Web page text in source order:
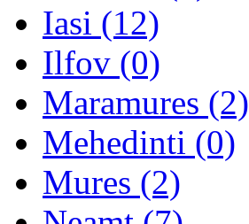
Iasi (12)
Ilfov (0)
Maramures (2)
Mehedinti (0)
Mures (2)